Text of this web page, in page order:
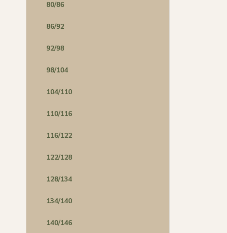
80/86
86/92
92/98
98/104
104/110
110/116
116/122
122/128
128/134
134/140
140/146